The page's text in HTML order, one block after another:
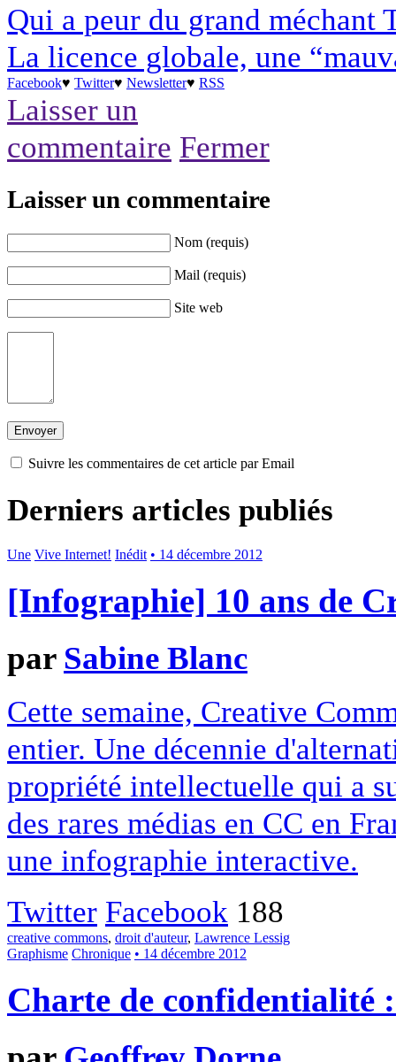
Qui a peur du grand méchant
La licence globale, une
Facebook♥ Twitter♥ Newsletter♥ RSS
Laisser un
commentaire Fermer
Laisser un commentaire
Nom (requis)
Mail (requis)
Site web
Suivre les commentaires de cet article par Email
Derniers articles publiés
Une Vive Internet! Inédit • 14 décembre 2012
[Infographie] 10 ans de
par Sabine Blanc
Cette semaine, Creative
entier. Une décennie
propriété intellectuelle qui a
des rares médias en CC en
une infographie interactive.
Twitter Facebook 188
creative commons, droit d'auteur, Lawrence Lessig
Graphisme Chronique • 14 décembre 2012
Charte de confidentialité